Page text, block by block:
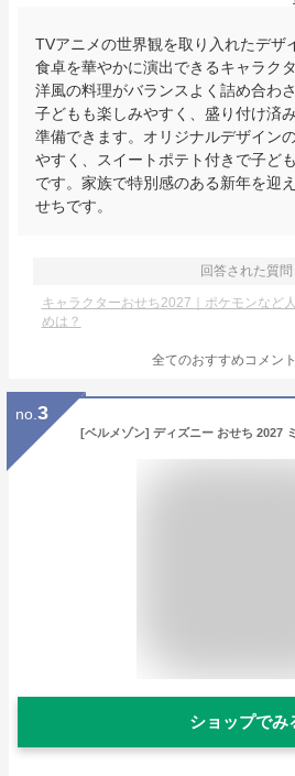
TVアニメの世界観を取り入れたデザ
食卓を華やかに演出できるキャラク
洋風の料理がバランスよく詰め合わ
子どもも楽しみやすく、盛り付け済
準備できます。オリジナルデザイン
やすく、スイートポテト付きで子ど
です。家族で特別感のある新年を迎
せちです。
回答された質問
キャラクターおせち2027｜ポケモンなど
めは？
全てのおすすめコメント
no. 3
ショップでみ